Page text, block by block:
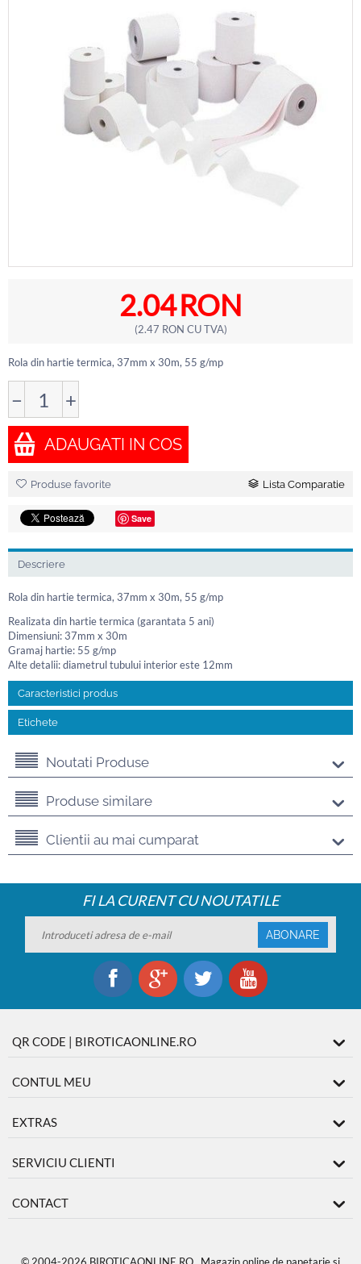
2.04RON
(2.47 RON CU TVA)
Rola din hartie termica, 37mm x 30m, 55 g/mp
− +
ADAUGATI IN COS
Produse favorite Lista Comparatie
Save
Descriere
Rola din hartie termica, 37mm x 30m, 55 g/mp
Realizata din hartie termica (garantata 5 ani)
Dimensiuni: 37mm x 30m
Gramaj hartie: 55 g/mp
Alte detalii: diametrul tubului interior este 12mm
Caracteristici produs
Etichete
Noutati Produse
Produse similare
Clientii au mai cumparat
FI LA CURENT CU NOUTATILE
ABONARE
QR CODE | BIROTICAONLINE.RO
CONTUL MEU
EXTRAS
SERVICIU CLIENTI
CONTACT